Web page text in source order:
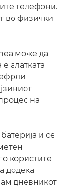
телефони.
во физички
може да
алатката
на
и се
користите
додека
дневникот